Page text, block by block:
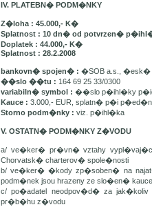
IV. PLATEBN� PODM�NKY
Z�loha : 45.000,- K�
Splatnost : 10 dn� od potvrzen�
Doplatek : 44.000,- K�
Splatnost : 28.2.2008
bankovn� spojen� : �SOB a.s., �esk�
��slo ��tu : 164 69 25 33/0300
variabiln� symbol : ��slo p�ihl�ky
Kauce : 3.000,- EUR, splatn� p�i
Storno podm�nky : viz. p�ihl�ka
V. OSTATN� PODM�NKY Z�VODU
a/ ve�ker� pr�vn� vztahy
Chorvatsk� charterov� spole�nosti
b/ ve�ker� �kody zp�soben� na
podm�nek jsou hrazeny ze slo�en� kauce
c/ po�adatel neodpov�d� za
pr�b�hu z�vodu